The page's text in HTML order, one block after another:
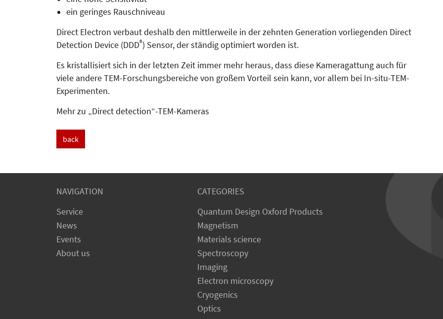
ein geringes Rauschniveau
Direct Electron verbaut deshalb den mitt­lerweile in der zehnten Generation vorliegenden Direct
Detection Device (DDD®) Sensor, der ständig optimiert worden ist.
Es kristallisiert sich in der letzten Zeit immer mehr heraus, dass diese Kameragattung auch für
viele andere TEM-Forschungsbereiche von großem Vorteil sein kann, vor allem bei In-situ-TEM-
Experimenten.
Mehr zu „Direct detection“-TEM-Kameras
back
NAVIGATION
Service
News
Events
About us
CATEGORIES
Quantum Design Oxford Products
Magnetism
Materials science
Spectroscopy
Imaging
Electron microscopy
Cryogenics
Optics